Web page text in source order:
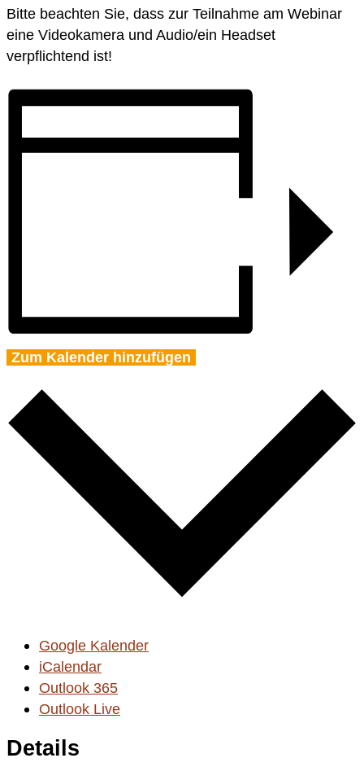
Bitte beachten Sie, dass zur Teilnahme am Webinar
eine Videokamera und Audio/ein Headset
verpflichtend ist!
Zum Kalender hinzufügen
Google Kalender
iCalendar
Outlook 365
Outlook Live
Details